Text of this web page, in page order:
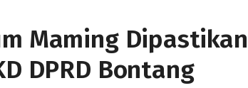
Maming
DPRD Bontang